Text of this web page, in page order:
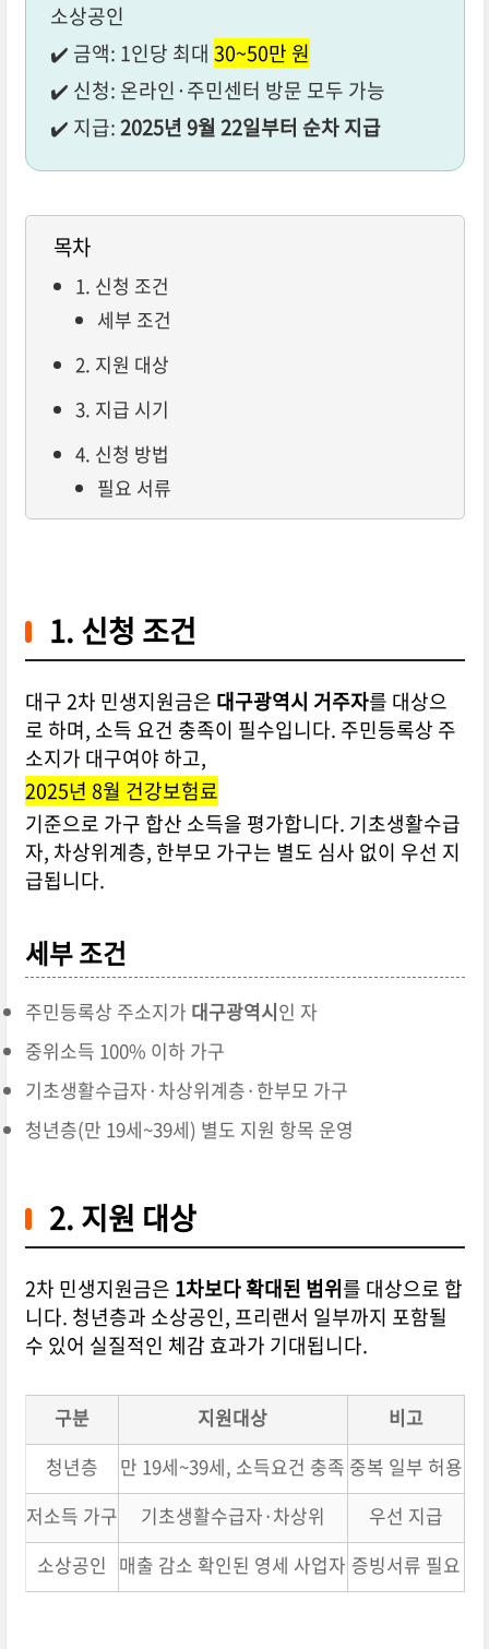
소상공인
✔️ 금액: 1인당 최대 30~50만 원
✔️ 신청: 온라인·주민센터 방문 모두 가능
✔️ 지급:2025년 9월 22일부터 순차 지급
목차
1. 신청 조건
세부 조건
2. 지원 대상
3. 지급 시기
4. 신청 방법
필요 서류
1. 신청 조건
대구 2차 민생지원금은 대구광역시 거주자를 대상으
로 하며, 소득 요건 충족이 필수입니다. 주민등록상 주
소지가 대구여야 하고,
2025년 8월 건강보험료
기준으로 가구 합산 소득을 평가합니다. 기초생활수급
자, 차상위계층, 한부모 가구는 별도 심사 없이 우선 지
급됩니다.
세부 조건
주민등록상 주소지가 대구광역시인 자
중위소득 100% 이하 가구
기초생활수급자·차상위계층·한부모 가구
청년층(만 19세~39세) 별도 지원 항목 운영
2. 지원 대상
2차 민생지원금은 1차보다 확대된 범위를 대상으로 합
니다. 청년층과 소상공인, 프리랜서 일부까지 포함될
수 있어 실질적인 체감 효과가 기대됩니다.
구분 지원대상
비고
청년층
만 19세~39세, 소득요건 충족 중복 일부 허용
저소득 가구
기초생활수급자·차상위
우선 지급
소상공인 매출 감소 확인된 영세 사업자 증빙서류 필요